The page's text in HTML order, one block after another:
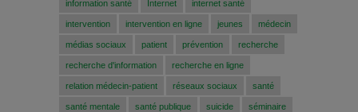
information santé Internet internet santé
intervention intervention en ligne jeunes médecin
médias sociaux patient prévention recherche
recherche d'information recherche en ligne
relation médecin-patient réseaux sociaux santé
santé mentale santé publique suicide séminaire